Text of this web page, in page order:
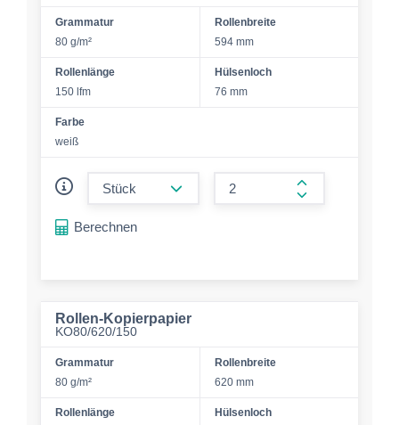
Grammatur
80 g/m²
Rollenbreite
594 mm
Rollenlänge
150 lfm
Hülsenloch
76 mm
Farbe
weiß
form.increase-
Berechnen
Rollen-Kopierpapier
KO80/620/150
Grammatur
80 g/m²
Rollenbreite
620 mm
Rollenlänge
Hülsenloch